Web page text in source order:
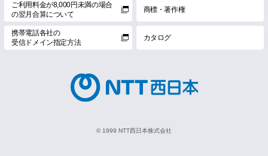
ご利用料金が8,000円未満の場合
の翌月合算について
商標・著作権
携帯電話各社の
受信ドメイン指定方法
カタログ
© 1999 NTT西日本株式会社